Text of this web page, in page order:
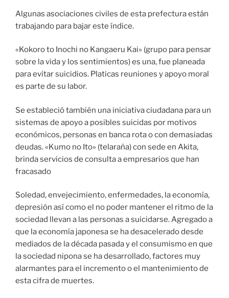
Algunas asociaciones civiles de esta prefectura están
trabajando para bajar este índice.
«Kokoro to Inochi no Kangaeru Kai» (grupo para pensar
sobre la vida y los sentimientos) es una, fue planeada
para evitar suicidios. Platicas reuniones y apoyo moral
es parte de su labor.
Se estableció también una iniciativa ciudadana para un
sistemas de apoyo a posibles suicidas por motivos
económicos, personas en banca rota o con demasiadas
deudas. «Kumo no Ito» (telaraña) con sede en Akita,
brinda servicios de consulta a empresarios que han
fracasado
Soledad, envejecimiento, enfermedades, la economía,
depresión así como el no poder mantener el ritmo de la
sociedad llevan a las personas a suicidarse. Agregado a
que la economía japonesa se ha desacelerado desde
mediados de la década pasada y el consumismo en que
la sociedad nipona se ha desarrollado, factores muy
alarmantes para el incremento o el mantenimiento de
esta cifra de muertes.